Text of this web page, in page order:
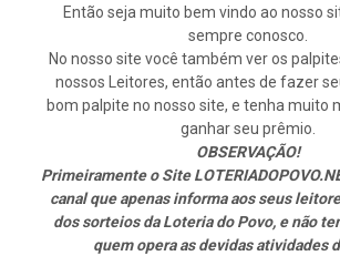
Então seja muito bem vindo ao nosso
sempre conosco.
No nosso site você também ver os
nossos Leitores, então antes de fazer
bom palpite no nosso site, e tenha muito
ganhar seu prêmio.
OBSERVAÇÃO!
Primeiramente o Site
canal que apenas informa aos seus
dos sorteios da Loteria do Povo, e não
quem opera as devidas atividades